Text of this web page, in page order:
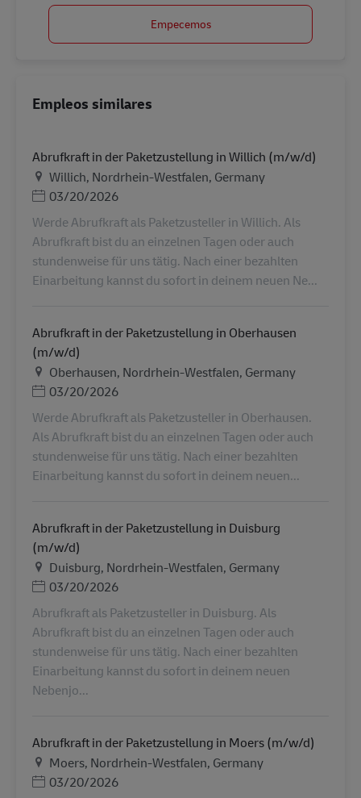
Empecemos
Empleos similares
Abrufkraft in der Paketzustellung in Willich (m/w/d)
Ubicación
Willich, Nordrhein-Westfalen, Germany
Posted Date
03/20/2026
Werde Abrufkraft als Paketzusteller in Willich. Als
Abrufkraft bist du an einzelnen Tagen oder auch
stundenweise für uns tätig. Nach einer bezahlten
Einarbeitung kannst du sofort in deinem neuen Ne...
Abrufkraft in der Paketzustellung in Oberhausen
(m/w/d)
Ubicación
Oberhausen, Nordrhein-Westfalen, Germany
Posted Date
03/20/2026
Werde Abrufkraft als Paketzusteller in Oberhausen.
Als Abrufkraft bist du an einzelnen Tagen oder auch
stundenweise für uns tätig. Nach einer bezahlten
Einarbeitung kannst du sofort in deinem neuen...
Abrufkraft in der Paketzustellung in Duisburg
(m/w/d)
Ubicación
Duisburg, Nordrhein-Westfalen, Germany
Posted Date
03/20/2026
Abrufkraft als Paketzusteller in Duisburg. Als
Abrufkraft bist du an einzelnen Tagen oder auch
stundenweise für uns tätig. Nach einer bezahlten
Einarbeitung kannst du sofort in deinem neuen
Nebenjo...
Abrufkraft in der Paketzustellung in Moers (m/w/d)
Ubicación
Moers, Nordrhein-Westfalen, Germany
Posted Date
03/20/2026